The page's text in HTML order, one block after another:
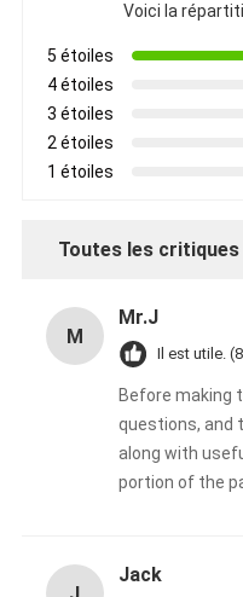
Voici la
5 étoiles
4 étoiles
3 étoiles
2 étoiles
1 étoiles
Toutes les critiques
M
Mr.J
Il est utile.
Before making
questions, and
along with
portion of the
Jack